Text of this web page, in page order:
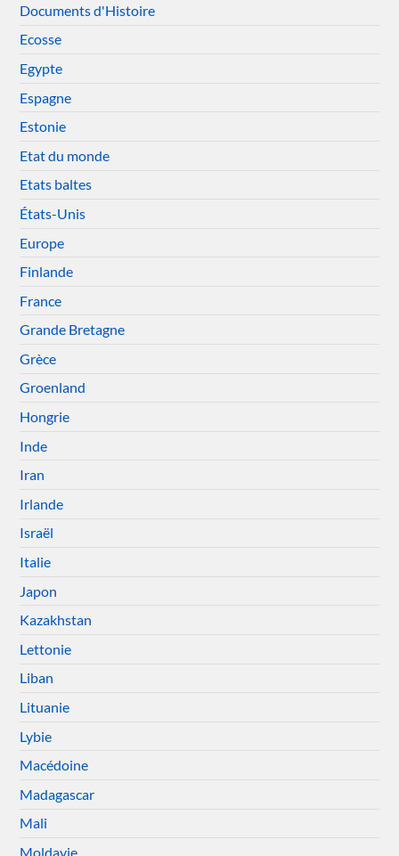
Documents d'Histoire
Ecosse
Egypte
Espagne
Estonie
Etat du monde
Etats baltes
États-Unis
Europe
Finlande
France
Grande Bretagne
Grèce
Groenland
Hongrie
Inde
Iran
Irlande
Israël
Italie
Japon
Kazakhstan
Lettonie
Liban
Lituanie
Lybie
Macédoine
Madagascar
Mali
Moldavie